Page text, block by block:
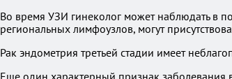
Во время УЗИ гинеколог может наблюдать в
региональных лимфоузлов, могут
Рак эндометрия третьей стадии имеет
Еще один характерный признак